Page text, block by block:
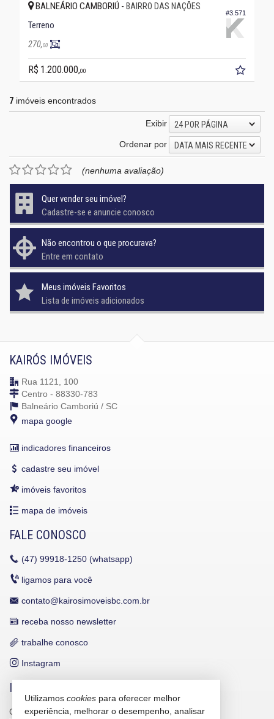
#3.571
BALNEÁRIO CAMBORIÚ - BAIRRO DAS NAÇÕES
Terreno
270,00
R$ 1.200.000,00
7 imóveis encontrados
Exibir
24 POR PÁGINA
Ordenar por
DATA MAIS RECENTE
(nenhuma avaliação)
Quer vender seu imóvel?
Cadastre-se e anuncie conosco
Não encontrou o que procurava?
Entre em contato
Meus imóveis Favoritos
Lista de imóveis adicionados
KAIRÓS IMÓVEIS
Rua 1121, 100
Centro - 88330-783
Balneário Camboriú / SC
mapa google
indicadores financeiros
cadastre seu imóvel
imóveis favoritos
mapa de imóveis
FALE CONOSCO
(47) 99918-1250 (whatsapp)
ligamos para você
contato@kairosimoveisbc.com.br
receba nosso newsletter
trabalhe conosco
Instagram
INDICADORES FINANCEIROS
CUB /SC R$ 3.151,24
Utilizamos cookies para oferecer melhor
experiência, melhorar o desempenho, analisar